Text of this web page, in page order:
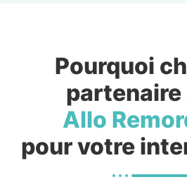
Pourquoi
partenaire
Allo
pour votre